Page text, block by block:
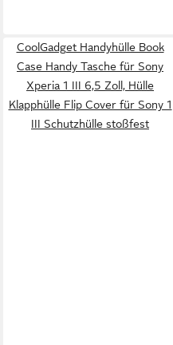
CoolGadget Handyhülle Book
Case Handy Tasche für Sony
Xperia 1 III 6,5 Zoll, Hülle
Klapphülle Flip Cover für Sony 1
III Schutzhülle stoßfest